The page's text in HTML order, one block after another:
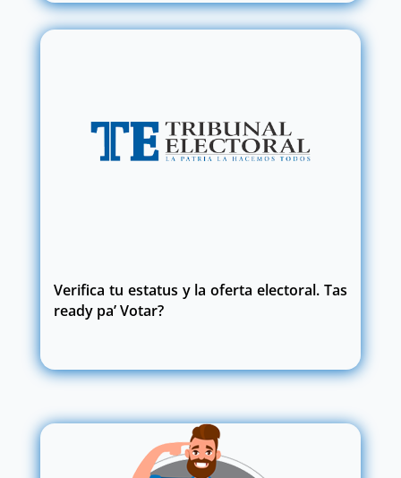
Verifica tu estatus y la oferta electoral. Tas
ready pa’ Votar?